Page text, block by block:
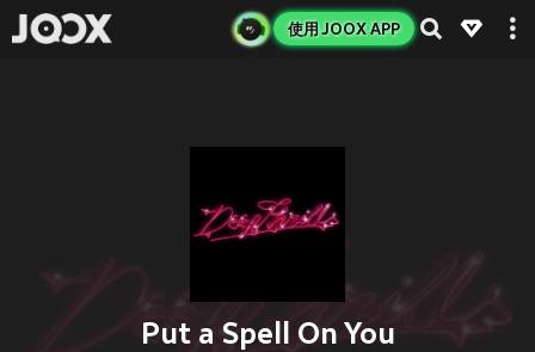
使用 JOOX APP
Put a Spell On You